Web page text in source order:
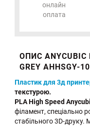
онлайн
оплата
ОПИС ANYCUBIC
GREY AHHSGY-
Пластик для 3д
текстурою.
PLA High Speed
філамент, спеціально
стабільного 3D-друку.